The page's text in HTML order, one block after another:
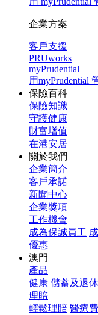
企業方案
客戶支援
PRUworks
myPrudential
用myPrudential
保險百科
保險知識
守護健康
財富增值
在港安居
關於我們
企業簡介
客戶承諾
新聞中心
企業獎項
工作機會
成為保誠員工
優惠
澳門
產品
健康 儲蓄及退休
理賠
輕鬆理賠 醫療